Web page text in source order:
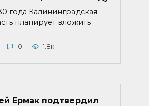
года Калининградская
планирует вложить
0 1.8к.
Ермак подтвердил